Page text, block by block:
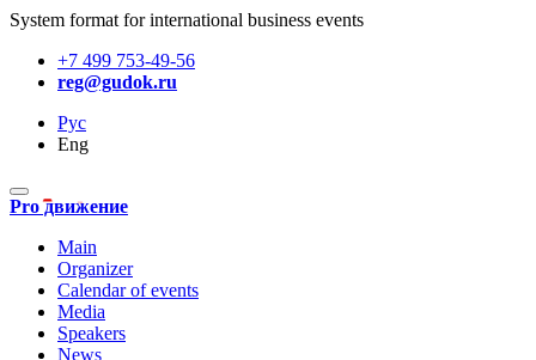
System format for international business events
+7 499 753-49-56
reg@gudok.ru
Рус
Eng
Pro движение
Main
Organizer
Calendar of events
Media
Speakers
News